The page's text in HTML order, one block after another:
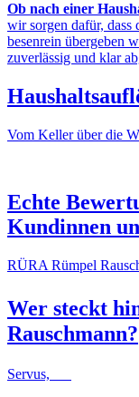
Ob nach einer
wir sorgen dafür, dass
besenrein übergeben
zuverlässig und klar
Vom Keller über die
NACHHER
Echte
Kundinnen
RÜRA Rümpel
Wer steckt
Rauschmann?
Servus,